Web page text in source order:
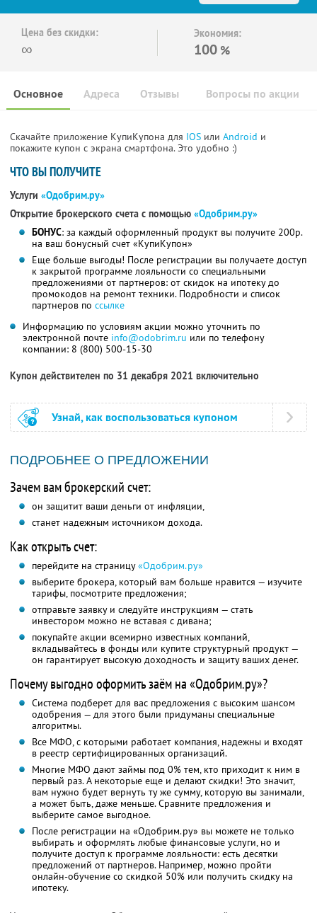
Цена без скидки:
∞
Экономия:
100 %
Основное Отзывы Вопросы по акции
Адреса
Скачайте приложение КупиКупона для IOS или Android и
покажите купон с экрана смартфона. Это удобно :)
ЧТО ВЫ ПОЛУЧИТЕ
Услуги «Одобрим.ру»
Открытие брокерского счета с помощью «Одобрим.ру»
БОНУС: за каждый оформленный продукт вы получите 200р.
на ваш бонусный счет «КупиКупон»
Еще больше выгоды! После регистрации вы получаете доступ
к закрытой программе лояльности со специальными
предложениями от партнеров: от скидок на ипотеку до
промокодов на ремонт техники. Подробности и список
партнеров по ссылке
Информацию по условиям акции можно уточнить по
электронной почте info@odobrim.ru или по телефону
компании: 8 (800) 500-15-30
Купон действителен по 31 декабря 2021 включительно
Узнай, как воспользоваться купоном
ПОДРОБНЕЕ О ПРЕДЛОЖЕНИИ
Зачем вам брокерский счет:
он защитит ваши деньги от инфляции,
станет надежным источником дохода.
Как открыть счет:
перейдите на страницу«Одобрим.ру»
выберите брокера, который вам больше нравится — изучите
тарифы, посмотрите предложения;
отправьте заявку и следуйте инструкциям — стать
инвестором можно не вставая с дивана;
покупайте акции всемирно известных компаний,
вкладывайтесь в фонды или купите структурный продукт —
он гарантирует высокую доходность и защиту ваших денег.
Почему выгодно оформить заём на «Одобрим.ру»?
Система подберет для вас предложения с высоким шансом
одобрения — для этого были придуманы специальные
алгоритмы.
Все МФО, с которыми работает компания, надежны и входят
в реестр сертифицированных организаций.
Многие МФО дают займы под 0% тем, кто приходит к ним в
первый раз. А некоторые еще и делают скидки! Это значит,
вам нужно будет вернуть ту же сумму, которую вы занимали,
а может быть, даже меньше. Сравните предложения и
выберите самое выгодное.
После регистрации на «Одобрим.ру» вы можете не только
выбирать и оформлять любые финансовые услуги, но и
получите доступ к программе лояльности: есть десятки
предложений от партнеров. Например, можно пройти
онлайн-обучение со скидкой 50% или получить скидку на
ипотеку.